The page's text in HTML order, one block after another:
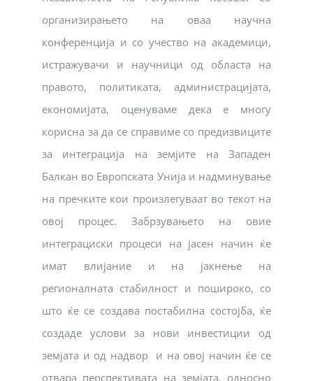
организирањето на оваа научна
конференција и со учество на академици,
истражувачи и научници од областа на
правото, политиката, администрацијата,
економијата, оценуваме дека е многу
корисна за да се справиме со предизвиците
за интеграција на земјите на Западен
Балкан во Европската Унија и надминување
на пречките кои произлегуваат во текот на
овој процес. Забрзувањето на овие
интеграциски процеси на јасен начин ќе
имат влијание и на јакнење на
регионалната стабилност и пошироко, со
што ќе се создава постабилна состојба, ќе
создаде услови за нови инвестиции од
земјата и од надвор и на овој начин ќе се
отвара перспективата на земјата, односно